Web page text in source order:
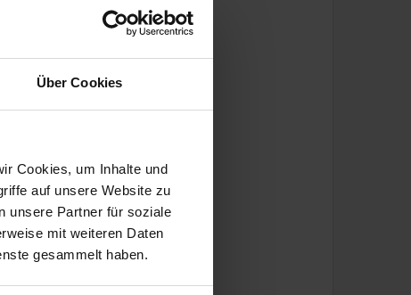
Über Cookies
Cookies, um Inhalte und
auf unsere Website zu
unsere Partner für soziale
mit weiteren Daten
gesammelt haben.